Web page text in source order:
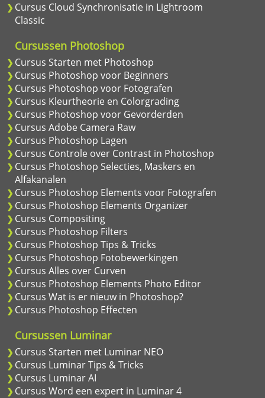
Cursus Cloud Synchronisatie in Lightroom
Classic
Cursussen Photoshop
Cursus Starten met Photoshop
Cursus Photoshop voor Beginners
Cursus Photoshop voor Fotografen
Cursus Kleurtheorie en Colorgrading
Cursus Photoshop voor Gevorderden
Cursus Adobe Camera Raw
Cursus Photoshop Lagen
Cursus Controle over Contrast in Photoshop
Cursus Photoshop Selecties, Maskers en
Alfakanalen
Cursus Photoshop Elements voor Fotografen
Cursus Photoshop Elements Organizer
Cursus Compositing
Cursus Photoshop Filters
Cursus Photoshop Tips & Tricks
Cursus Photoshop Fotobewerkingen
Cursus Alles over Curven
Cursus Photoshop Elements Photo Editor
Cursus Wat is er nieuw in Photoshop?
Cursus Photoshop Effecten
Cursussen Luminar
Cursus Starten met Luminar NEO
Cursus Luminar Tips & Tricks
Cursus Luminar AI
Cursus Word een expert in Luminar 4